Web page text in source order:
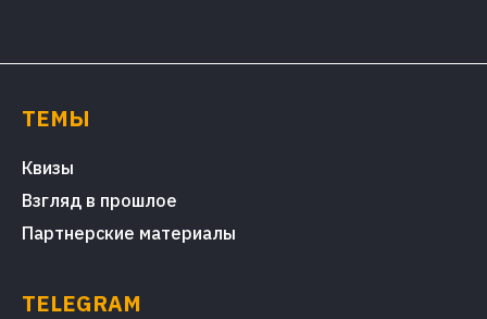
ТЕМЫ
Квизы
Взгляд в прошлое
Партнерские материалы
TELEGRAM